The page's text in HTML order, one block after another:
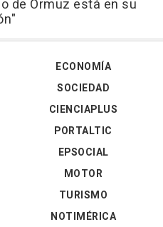
de Ormuz está en su
ECONOMÍA
SOCIEDAD
CIENCIAPLUS
PORTALTIC
EPSOCIAL
MOTOR
TURISMO
NOTIMÉRICA